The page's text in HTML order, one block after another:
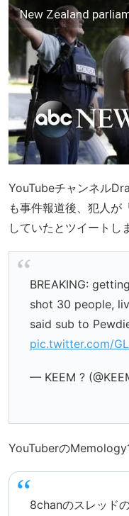
YouTubeチャンネル
も事件報道後、犯人が
していたとツイートし
BREAKING:
shot 30 people,
said sub to
pic.twitter.com/
— KEEM ?
YouTuberの
8chanのスレッド